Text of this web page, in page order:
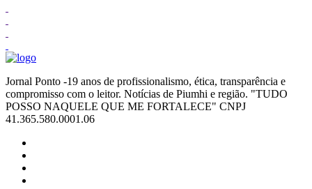
Jornal Ponto -19 anos de profissionalismo, ética, transparência e
compromisso com o leitor. Notícias de Piumhi e região. "TUDO
POSSO NAQUELE QUE ME FORTALECE" CNPJ
41.365.580.0001.06